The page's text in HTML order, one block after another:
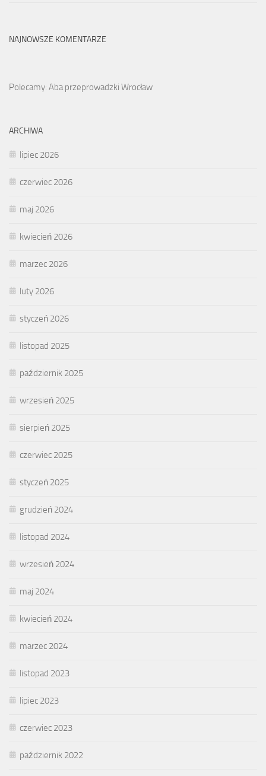
NAJNOWSZE KOMENTARZE
Polecamy: Aba przeprowadzki Wrocław
ARCHIWA
lipiec 2026
czerwiec 2026
maj 2026
kwiecień 2026
marzec 2026
luty 2026
styczeń 2026
listopad 2025
październik 2025
wrzesień 2025
sierpień 2025
czerwiec 2025
styczeń 2025
grudzień 2024
listopad 2024
wrzesień 2024
maj 2024
kwiecień 2024
marzec 2024
listopad 2023
lipiec 2023
czerwiec 2023
październik 2022